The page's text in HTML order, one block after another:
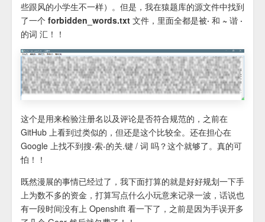
些跟风的小学生不一样）。 但是，我在猿题库的源文件中找到
了一个 forbidden_words.txt 文件，里面全都是被· 和 ~ 谐 ·
的词 汇！！
这个是用来检验注册名以及评论是否符合规范的，之前在
GitHub 上看到过类似的，但还是这个比较全。还在担心在
Google 上找不到搜-索-的关.键 / 词 吗？这个就够了。真的可
怕！！
既然漫展的事情已经过了，我下面打算的就是好好规划一下手
上为数不多的资金，打算写点什么小玩意来记录一波，话说也
有一段时间没有上 Openshift 看一下了，之前是因为手误开多